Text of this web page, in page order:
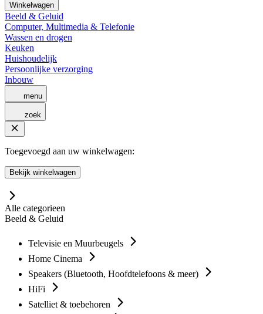
Winkelwagen
Beeld & Geluid
Computer, Multimedia & Telefonie
Wassen en drogen
Keuken
Huishoudelijk
Persoonlijke verzorging
Inbouw
menu
zoek
Toegevoegd aan uw winkelwagen:
Bekijk winkelwagen
Alle categorieen
Beeld & Geluid
Televisie en Muurbeugels
Home Cinema
Speakers (Bluetooth, Hoofdtelefoons & meer)
HiFi
Satelliet & toebehoren